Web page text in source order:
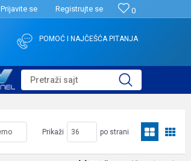
0
Prijavite se Registrujte se
POMOĆ I NAJČEŠĆA PITANJA
Pretraži sajt
Prikaži po strani